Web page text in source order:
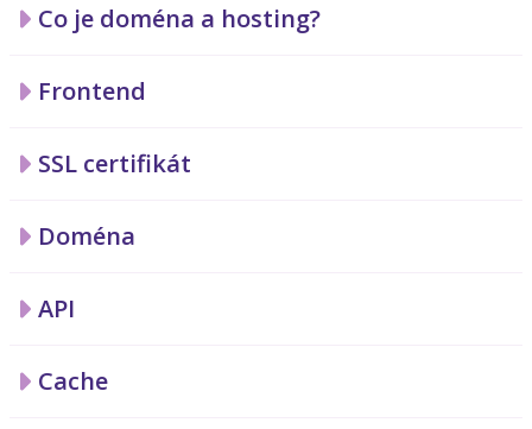
Co je doména a hosting?
Frontend
SSL certifikát
Doména
API
Cache